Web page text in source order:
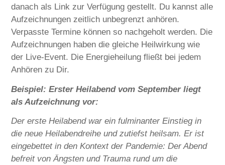
danach als Link zur Verfügung gestellt. Du kannst alle
Aufzeichnungen zeitlich unbegrenzt anhören.
Verpasste Termine können so nachgeholt werden. Die
Aufzeichnungen haben die gleiche Heilwirkung wie
der Live-Event. Die Energieheilung fließt bei jedem
Anhören zu Dir.
Beispiel: Erster Heilabend vom September liegt
als Aufzeichnung vor:
Der erste Heilabend war ein fulminanter Einstieg in
die neue Heilabendreihe und zutiefst heilsam. Er ist
eingebettet in den Kontext der Pandemie: Der Abend
befreit von Ängsten und Trauma rund um die